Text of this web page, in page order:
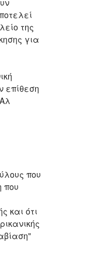
της
για
επίθεση
που
που
και ότι